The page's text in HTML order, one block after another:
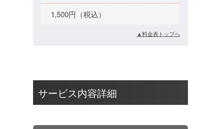
1,500円（税込）
▲料金表トップへ
サービス内容詳細